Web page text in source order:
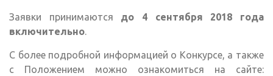
Заявки принимаются до 4 сентября 2018 года
включительно.
С более подробной информацией о Конкурсе, а также
с Положением можно ознакомиться на сайте: